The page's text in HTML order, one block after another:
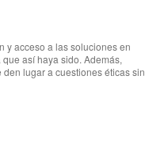
y acceso a las soluciones en
así haya sido. Además,
lugar a cuestiones éticas sin